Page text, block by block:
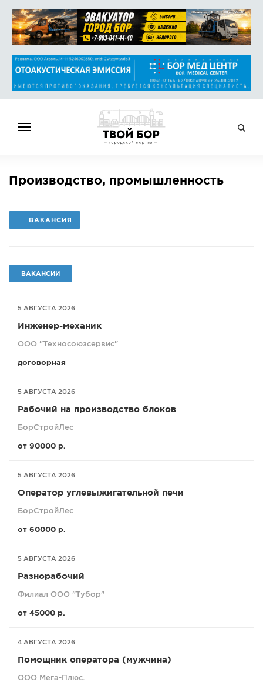
НОВОСТИ
ОБЪЯВЛЕНИЯ
СПРАВКА
ФОТО
Производство, промышленность
ВАКАНСИЯ
ВАКАНСИИ
5 АВГУСТА 2026
Инженер-механик
ООО "Техносоюзсервис"
договорная
5 АВГУСТА 2026
Рабочий на производство блоков
БорСтройЛес
от 90000 р.
5 АВГУСТА 2026
Оператор углевыжигательной печи
БорСтройЛес
от 60000 р.
5 АВГУСТА 2026
Разнорабочий
Филиал ООО "Тубор"
от 45000 р.
4 АВГУСТА 2026
Помощник оператора (мужчина)
ООО Мега-Плюс.